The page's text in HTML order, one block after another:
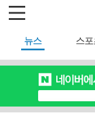
뉴스 스포